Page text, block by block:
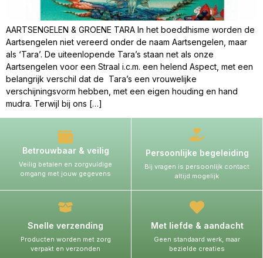
AARTSENGELEN & GROENE TARA In het boeddhisme worden de
Aartsengelen niet vereerd onder de naam Aartsengelen, maar
als ‘Tara’. De uiteenlopende Tara’s staan net als onze
Aartsengelen voor een Straal i.c.m. een helend Aspect, met een
belangrijk verschil dat de Tara’s een vrouwelijke
verschijningsvorm hebben, met een eigen houding en hand
mudra. Terwijl bij ons […]
Betrouwbaar & veilig
Veilig betalen en zorgvuldige
omgang met jouw gegevens
Persoonlijke begeleiding
Bij vragen is persoonlijk contact
altijd mogelijk
Snelle verzending
Producten worden met zorg
verpakt en verzonden
Met liefde & aandacht
Geen standaard werk, maar
bezielde creaties